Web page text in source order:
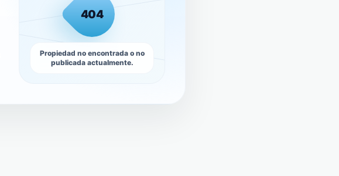
404
Propiedad no encontrada o no
publicada actualmente.